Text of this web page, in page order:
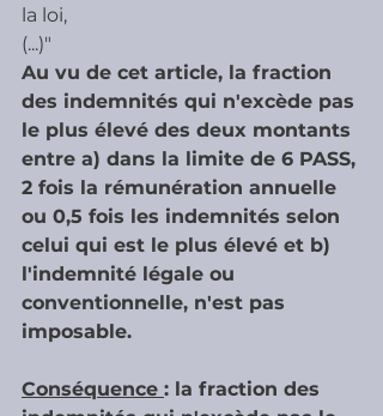
la loi,
(...)"
Au vu de cet article, la fraction
des indemnités qui n'excède pas
le plus élevé des deux montants
entre a) dans la limite de 6 PASS,
2 fois la rémunération annuelle
ou 0,5 fois les indemnités selon
celui qui est le plus élevé et b)
l'indemnité légale ou
conventionnelle, n'est pas
imposable.
Conséquence : la fraction des